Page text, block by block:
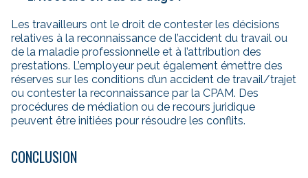
Les travailleurs ont le droit de contester les décisions
relatives à la reconnaissance de l’accident du travail ou
de la maladie professionnelle et à l’attribution des
prestations. L’employeur peut également émettre des
réserves sur les conditions d’un accident de travail/trajet
ou contester la reconnaissance par la CPAM. Des
procédures de médiation ou de recours juridique
peuvent être initiées pour résoudre les conflits.
CONCLUSION